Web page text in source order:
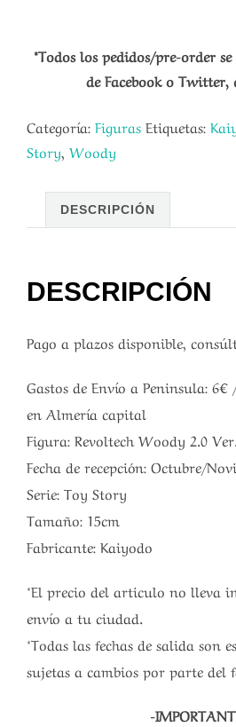
*Todos los pedidos/pre-order
de Facebook o
Categoría: Figuras Etiquetas:
Story, Woody
DESCRIPCIÓN
DESCRIPCIÓN
Pago a plazos disponible,
Gastos de Envío a Peninsula:
en Almería capital
Figura: Revoltech Woody 2.0 Ver.
Fecha de recepción: Octubre/
Serie: Toy Story
Tamaño: 15cm
Fabricante: Kaiyodo
*El precio del articulo no lleva
envío a tu ciudad.
*Todas las fechas de salida son
sujetas a cambios por parte del
-